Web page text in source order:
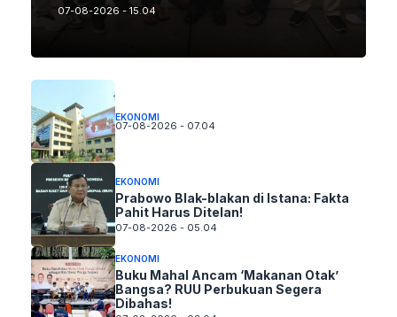
07-08-2026 - 15.04
EKONOMI
07-08-2026 - 07.04
EKONOMI
Prabowo Blak-blakan di Istana: Fakta
Pahit Harus Ditelan!
07-08-2026 - 05.04
EKONOMI
Buku Mahal Ancam ‘Makanan Otak’
Bangsa? RUU Perbukuan Segera
Dibahas!